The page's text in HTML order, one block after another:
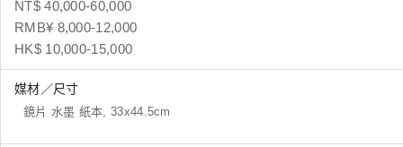
NT$ 40,000-60,000
RMB¥ 8,000-12,000
HK$ 10,000-15,000
媒材／尺寸
鏡片 水墨 紙本, 33x44.5cm